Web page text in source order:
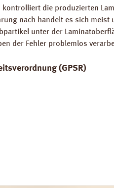
kontrolliert die produzierten
nach handelt es sich
unter der
der Fehler problemlos
(GPSR)